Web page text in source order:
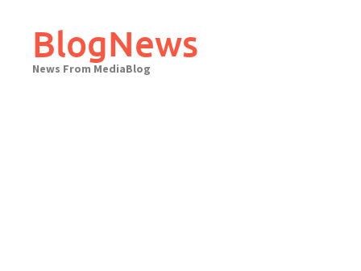
contentBlogNews
News From MediaBlog